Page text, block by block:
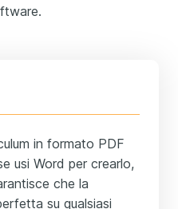
in formato PDF
usi Word per crearlo,
che la
su qualsiasi